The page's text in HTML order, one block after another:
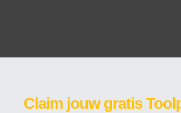
Claim jouw gratis